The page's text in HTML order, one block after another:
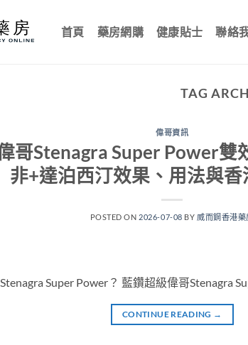
首頁 藥房網購 健康貼士 聯絡
TAG
偉哥資訊
哥Stenagra Super Power雙
非+達泊西汀效果、用法與
POSTED ON 2026-07-08 BY 威而鋼香港藥
Super Power？ 藍鑽超級偉哥Stenagra
CONTINUE READING →